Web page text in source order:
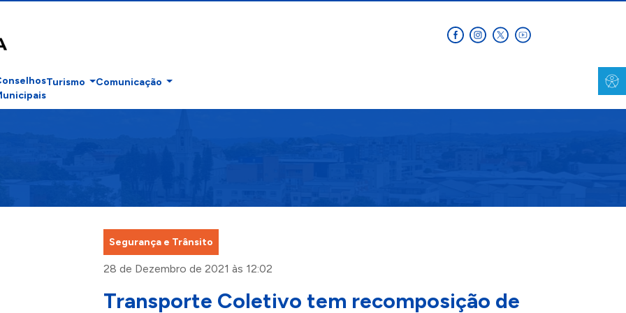
Turismo Comunicação
Segurança e Trânsito
28 de Dezembro de 2021 às 12:02
Transporte Coletivo tem recomposição de